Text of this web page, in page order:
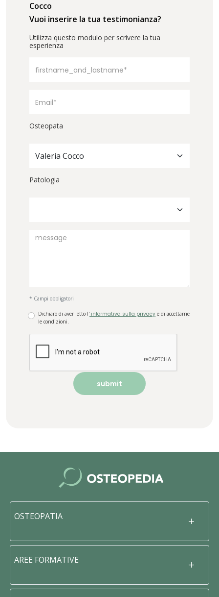
Cocco
Vuoi inserire la tua testimonianza?
Utilizza questo modulo per scrivere la tua
esperienza
Osteopata
Valeria Cocco
Patologia
* Campi obbligatori
Dichiaro di aver letto l' informativa sulla privacy e di accettarne
le condizioni.
OSTEOPATIA
AREE FORMATIVE